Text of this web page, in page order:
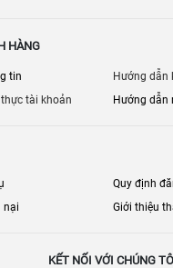
HÀNG
tin
Hướng dẫn
tài khoản
Hướng dẫn
Quy định
nại
Giới thiệu
KẾT NỐI VỚI CHÚNG